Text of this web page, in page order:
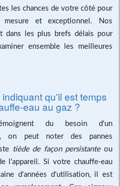
les chances de votre côté pour
et exceptionnel. Nos
dans les plus brefs délais pour
ensemble les meilleures
qu'il est temps
eau au gaz ?
du besoin d'un
on peut noter des pannes
tiède de façon persistanteou
l'appareil. Si votre chauffe-eau
d'années d'utilisation, il est